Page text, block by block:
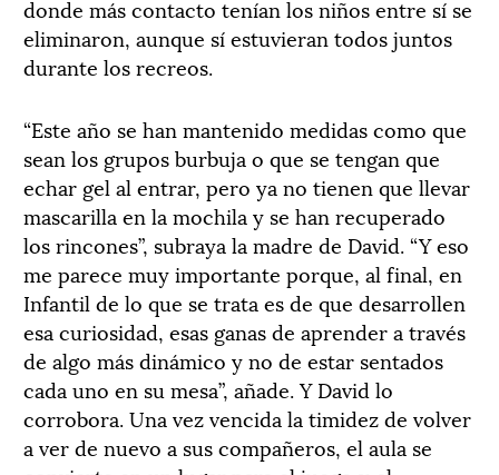
donde más contacto tenían los niños entre sí se
eliminaron, aunque sí estuvieran todos juntos
durante los recreos.
“Este año se han mantenido medidas como que
sean los grupos burbuja o que se tengan que
echar gel al entrar, pero ya no tienen que llevar
mascarilla en la mochila y se han recuperado
los rincones”, subraya la madre de David. “Y eso
me parece muy importante porque, al final, en
Infantil de lo que se trata es de que desarrollen
esa curiosidad, esas ganas de aprender a través
de algo más dinámico y no de estar sentados
cada uno en su mesa”, añade. Y David lo
corrobora. Una vez vencida la timidez de volver
a ver de nuevo a sus compañeros, el aula se